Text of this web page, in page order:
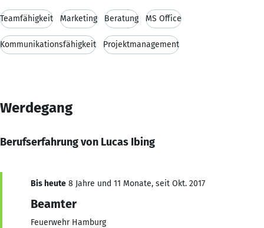
Teamfähigkeit Marketing Beratung MS Office
Kommunikationsfähigkeit Projektmanagement
Werdegang
Berufserfahrung von Lucas Ibing
Bis heute 8 Jahre und 11 Monate, seit Okt. 2017
Beamter
Feuerwehr Hamburg